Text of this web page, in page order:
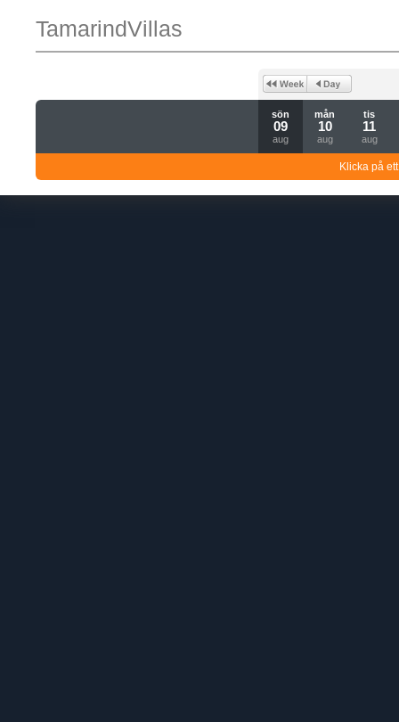
TamarindVillas
sön
09
aug
mån
10
aug
tis
11
aug
Klicka på